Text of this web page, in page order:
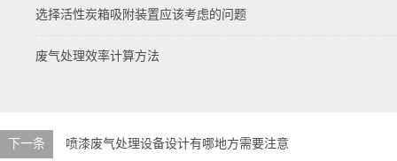
选择活性炭箱吸附装置应该考虑的问题
废气处理效率计算方法
下一条 喷漆废气处理设备设计有哪地方需要注意